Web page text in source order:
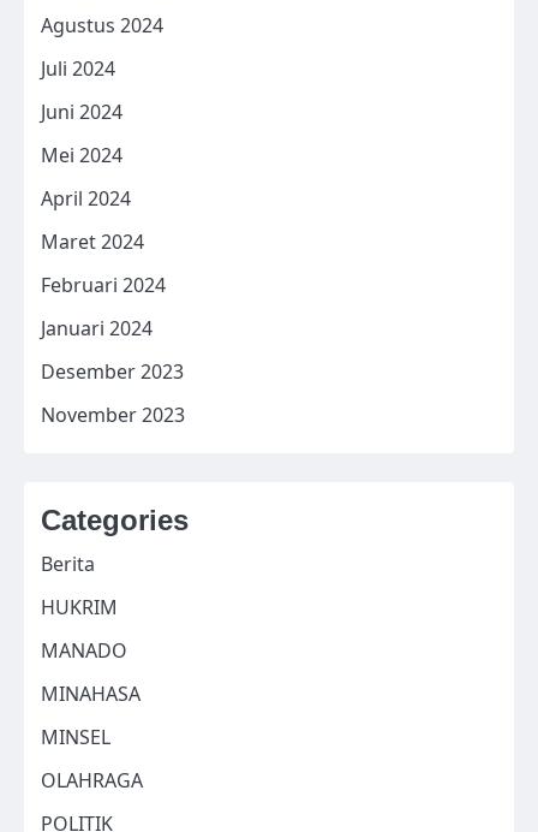
Agustus 2024
Juli 2024
Juni 2024
Mei 2024
April 2024
Maret 2024
Februari 2024
Januari 2024
Desember 2023
November 2023
Categories
Berita
HUKRIM
MANADO
MINAHASA
MINSEL
OLAHRAGA
POLITIK